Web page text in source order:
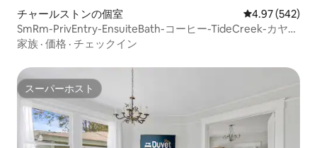
チャールストンの個室 レビュー542
4.97 (542)
SmRm-PrivEntry-EnsuiteBath-コーヒー-TideCreek-カヤッ
ク
家族 · 価格 · チェックイン
スーパーホスト
スーパーホスト